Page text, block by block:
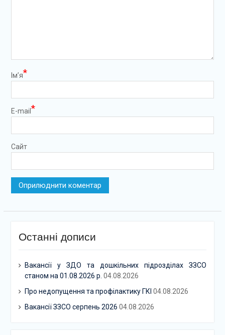
Ім’я*
E-mail *
Сайт
Останні дописи
Вакансії у ЗДО та дошкільних підрозділах ЗЗСО
станом на 01.08.2026 р. 04.08.2026
Про недопущення та профілактику ГКІ 04.08.2026
Вакансії ЗЗСО серпень 2026 04.08.2026